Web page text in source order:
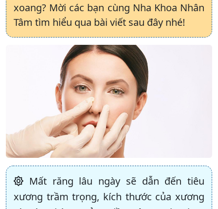
xoang? Mời các bạn cùng Nha Khoa Nhân
Tâm tìm hiểu qua bài viết sau đây nhé!
Mất răng lâu ngày sẽ dẫn đến tiêu
xương trầm trọng, kích thước của xương